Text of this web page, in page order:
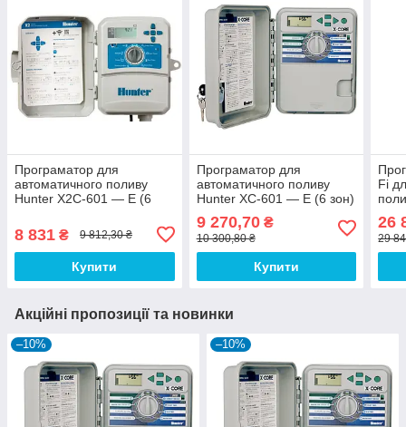
Програматор для
автоматичного поливу
Hunter X2C-601 — E (6
8 831 ₴ 9 812,30 ₴
Купити
Програматор для
автоматичного поливу
Hunter XC-601 — E (6 зон)
9 270,70₴
10 300,80 ₴
Купити
Fi
26
29
Акційні пропозиції та новинки
–10% –10%